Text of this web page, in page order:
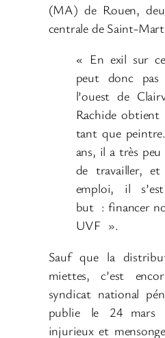
(MA) de Rouen,
centrale de Saint-
« En exil sur
peut donc
l’ouest de
Rachide
tant que
ans, il a très peu
de travailler,
emploi, il
but : financer
UVF ».
Sauf que la
miettes, c’est
syndicat national
publie le 24 mars
injurieux et